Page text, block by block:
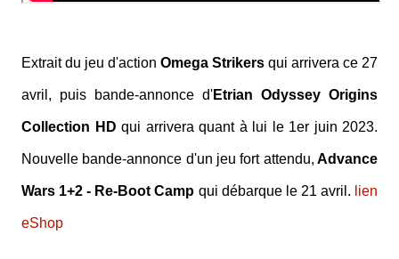
Extrait du jeu d'action Omega Strikers qui arrivera ce 27
avril, puis bande-annonce d'Etrian Odyssey Origins
Collection HD qui arrivera quant à lui le 1er juin 2023.
Nouvelle bande-annonce d'un jeu fort attendu, Advance
Wars 1+2 - Re-Boot Camp qui débarque le 21 avril. lien
eShop